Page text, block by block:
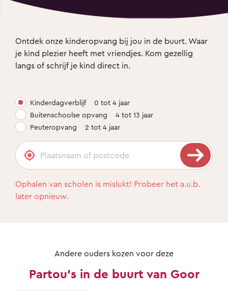
Ontdek onze kinderopvang bij jou in de buurt. Waar
je kind plezier heeft met vriendjes. Kom gezellig
langs of schrijf je kind direct in.
Kinderdagverblijf
0 tot 4 jaar
Buitenschoolse opvang
4 tot 13 jaar
Peuteropvang
2 tot 4 jaar
Ophalen van scholen is mislukt! Probeer het a.u.b.
later opnieuw.
Andere ouders kozen voor deze
Partou's in de buurt van Goor